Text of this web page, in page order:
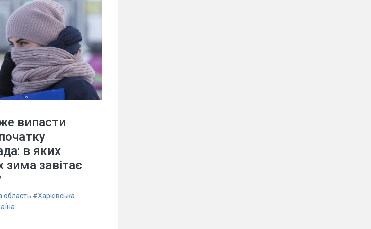
випасти
в яких
зима завітає
область #Харківська